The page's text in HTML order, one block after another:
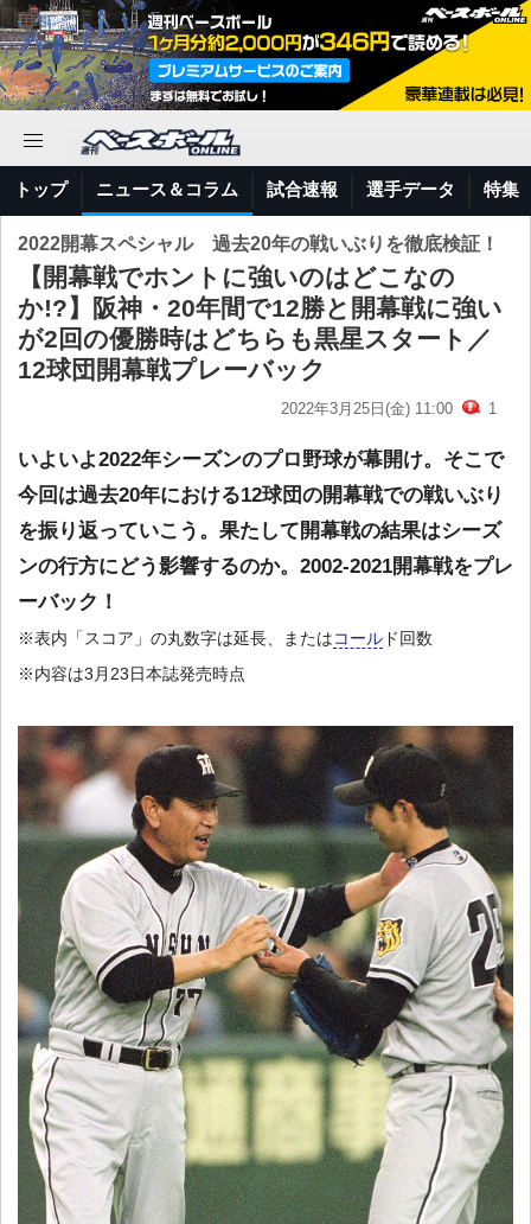
トップ ニュース＆コラム 試合速報 選手データ 特集
2022開幕スペシャル 過去20年の戦いぶりを徹底検証！
【開幕戦でホントに強いのはどこなの
か!?】阪神・20年間で12勝と開幕戦に強い
が2回の優勝時はどちらも黒星スタート／
12球団開幕戦プレーバック
2022年3月25日(金) 11:00 1
いよいよ2022年シーズンのプロ野球が幕開け。そこで
今回は過去20年における12球団の開幕戦での戦いぶり
を振り返っていこう。果たして開幕戦の結果はシーズ
ンの行方にどう影響するのか。2002-2021開幕戦をプレ
ーバック！
※表内「スコア」の丸数字は延長、または コール ド回数
※内容は3月23日本誌発売時点